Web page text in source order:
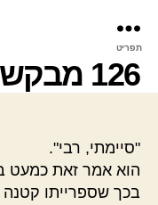
תפריט
126 מבקש האמת- לירון פיין
"סיימתי, רבי".
הוא אמר זאת כמעט
בכך שספרייתו קטנה